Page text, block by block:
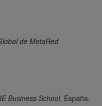
de MetaRed
IE Business School, España.